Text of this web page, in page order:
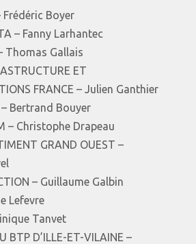
Frédéric Boyer
– Fanny Larhantec
Thomas Gallais
ET
FRANCE – Julien Ganthier
– Bertrand Bouyer
– Christophe Drapeau
GRAND OUEST –
– Guillaume Galbin
Lefevre
Tanvet
BTP D’ILLE-ET-VILAINE –